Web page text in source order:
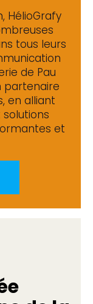
HélioGrafy
tous leurs
de Pau
partenaire
en alliant
et